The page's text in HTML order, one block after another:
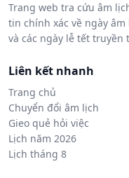
Trang web tra cứu âm
tin chính xác về ngày
và các ngày lễ tết truyền
Liên kết nhanh
Trang chủ
Chuyển đổi âm lịch
Gieo quẻ hỏi việc
Lịch năm 2026
Lịch tháng 8